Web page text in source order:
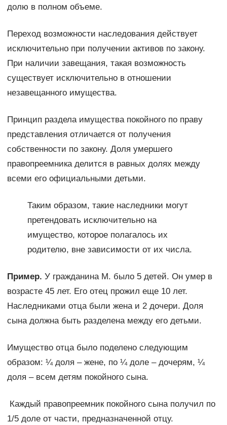
долю в полном объеме.
Переход возможности наследования действует
исключительно при получении активов по закону.
При наличии завещания, такая возможность
существует исключительно в отношении
незавещанного имущества.
Принцип раздела имущества покойного по праву
представления отличается от получения
собственности по закону. Доля умершего
правопреемника делится в равных долях между
всеми его официальными детьми.
Таким образом, такие наследники могут
претендовать исключительно на
имущество, которое полагалось их
родителю, вне зависимости от их числа.
Пример. У гражданина М. было 5 детей. Он умер в
возрасте 45 лет. Его отец прожил еще 10 лет.
Наследниками отца были жена и 2 дочери. Доля
сына должна быть разделена между его детьми.
Имущество отца было поделено следующим
образом: ¼ доля – жене, по ¼ доле – дочерям, ¼
доля – всем детям покойного сына.
Каждый правопреемник покойного сына получил по
1/5 доле от части, предназначенной отцу.